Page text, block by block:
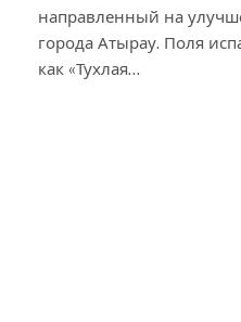
направленный на
города Атырау. Поля
как «Тухлая…